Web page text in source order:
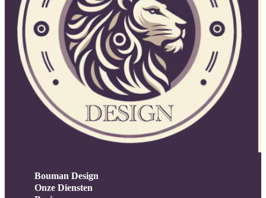
Bouman Design
Onze Diensten